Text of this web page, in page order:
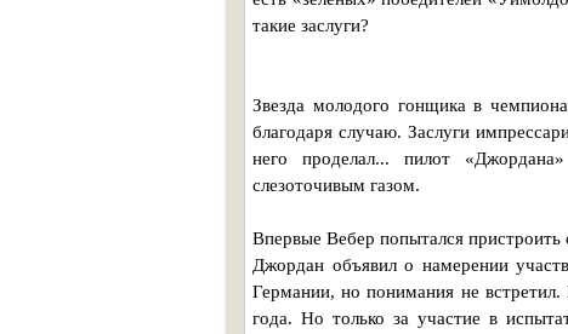
такие заслуги?
Звезда молодого гонщика в
благодаря случаю. Заслуги
него проделал... пилот
слезоточивым газом.
Впервые Вебер попытался
Джордан объявил о намерении
Германии, но понимания не
года. Но только за участие в